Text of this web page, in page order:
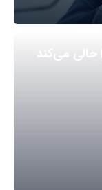
خالی می‌کند